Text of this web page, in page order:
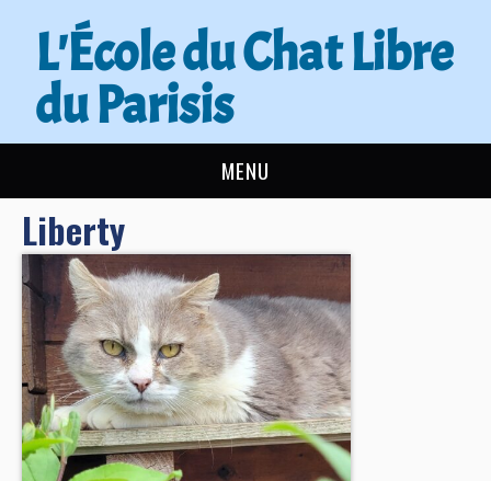
L'École du Chat Libre
du Parisis
MENU
L’ÉCOLE DU CHAT
ACTUALITÉS
ADOPTER
NOUS AIDER
CONTACT
Liberty